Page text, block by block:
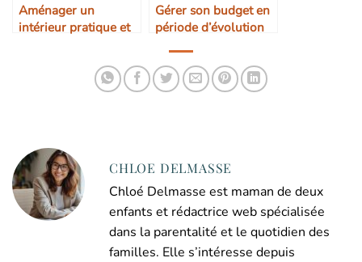
Aménager un
intérieur pratique et
Gérer son budget en
période d’évolution
CHLOE DELMASSE
Chloé Delmasse est maman de deux
enfants et rédactrice web spécialisée
dans la parentalité et le quotidien des
familles. Elle s’intéresse depuis